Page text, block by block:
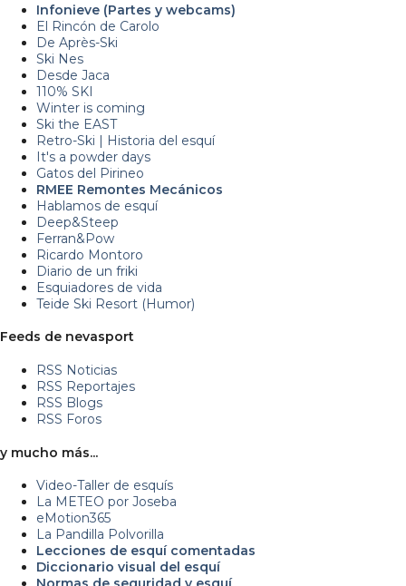
Infonieve (Partes y webcams)
El Rincón de Carolo
De Après-Ski
Ski Nes
Desde Jaca
110% SKI
Winter is coming
Ski the EAST
Retro-Ski | Historia del esquí
It's a powder days
Gatos del Pirineo
RMEE Remontes Mecánicos
Hablamos de esquí
Deep&Steep
Ferran&Pow
Ricardo Montoro
Diario de un friki
Esquiadores de vida
Teide Ski Resort (Humor)
Feeds de nevasport
RSS Noticias
RSS Reportajes
RSS Blogs
RSS Foros
y mucho más...
Video-Taller de esquís
La METEO por Joseba
eMotion365
La Pandilla Polvorilla
Lecciones de esquí comentadas
Diccionario visual del esquí